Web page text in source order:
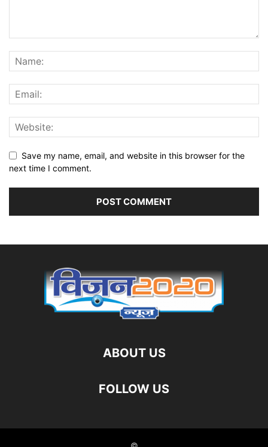
Save my name, email, and website in this browser for the
next time I comment.
ABOUT US
FOLLOW US